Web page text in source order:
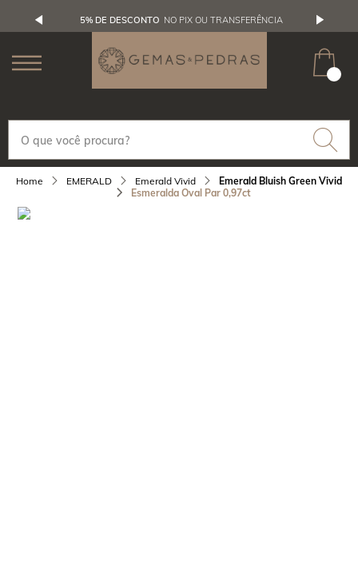
5% DE DESCONTO NO PIX OU TRANSFERÊNCIA
EMERALD Emerald Vivid
Emerald Bluish Green Vivid
Esmeralda Oval Par 0,97ct